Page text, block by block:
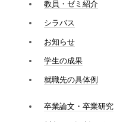
教員・ゼミ紹介
シラバス
お知らせ
学生の成果
就職先の具体例
卒業論文・卒業研究